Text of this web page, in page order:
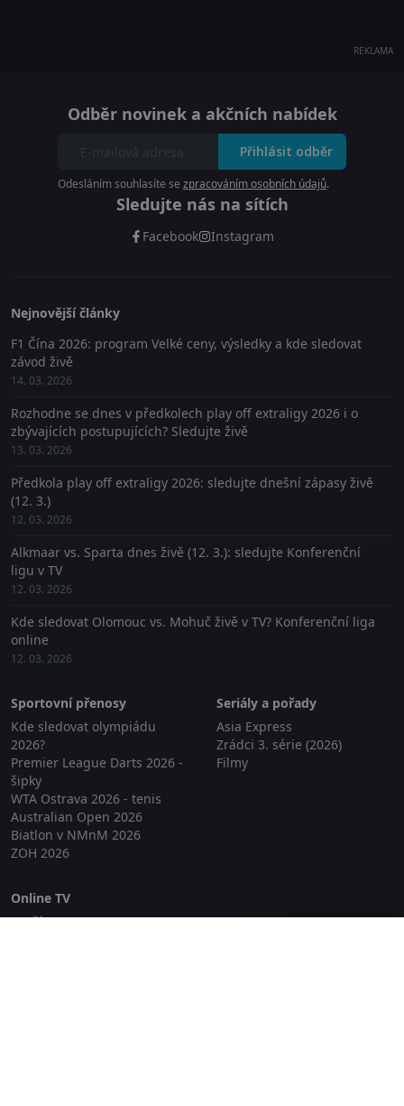
REKLAMA
Odběr novinek a akčních nabídek
Přihlásit odběr
Odesláním souhlasíte se zpracováním osobních údajů.
Sledujte nás na sítích
Facebook Instagram
Nejnovější články
F1 Čína 2026: program Velké ceny, výsledky a kde sledovat
závod živě
14. 03. 2026
Rozhodne se dnes v předkolech play off extraligy 2026 i o
zbývajících postupujících? Sledujte živě
13. 03. 2026
Předkola play off extraligy 2026: sledujte dnešní zápasy živě
(12. 3.)
12. 03. 2026
Alkmaar vs. Sparta dnes živě (12. 3.): sledujte Konferenční
ligu v TV
12. 03. 2026
Kde sledovat Olomouc vs. Mohuč živě v TV? Konferenční liga
online
12. 03. 2026
Sportovní přenosy
Kde sledovat olympiádu
2026?
Premier League Darts 2026 -
šipky
WTA Ostrava 2026 - tenis
Australian Open 2026
Biatlon v NMnM 2026
ZOH 2026
Seriály a pořady
Asia Express
Zrádci 3. série (2026)
Filmy
Online TV
Lepší.TV